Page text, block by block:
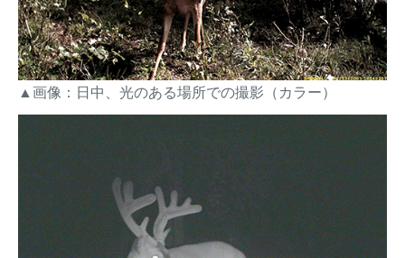
▲画像：日中、光のある場所での撮影（カラー）